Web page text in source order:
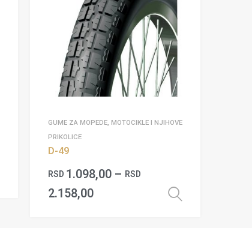
Dodaj u korpu
GUME ZA MOPEDE, MOTOCIKLE I NJIHOVE
PRIKOLICE
D-49
RSD 1.098,00– RSD
2.158,00